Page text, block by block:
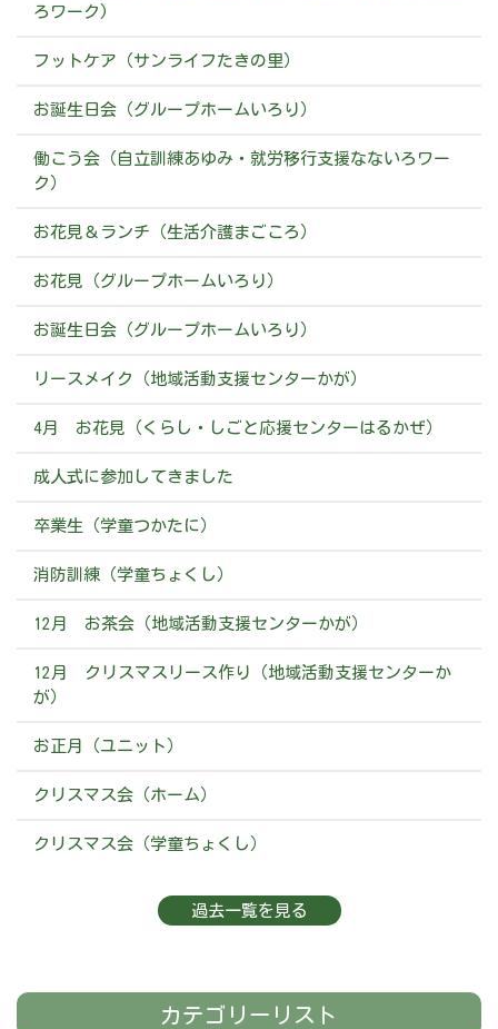
ろワーク)
フットケア（サンライフたきの里）
お誕生日会（グループホームいろり）
働こう会（自立訓練あゆみ・就労移行支援なないろワー
ク）
お花見＆ランチ（生活介護まごころ）
お花見（グループホームいろり）
お誕生日会（グループホームいろり）
リースメイク（地域活動支援センターかが）
4月 お花見（くらし・しごと応援センターはるかぜ）
成人式に参加してきました
卒業生（学童つかたに）
消防訓練（学童ちょくし）
12月 お茶会（地域活動支援センターかが）
12月 クリスマスリース作り（地域活動支援センターか
が）
お正月（ユニット）
クリスマス会（ホーム）
クリスマス会（学童ちょくし）
過去一覧を見る
カテゴリーリスト